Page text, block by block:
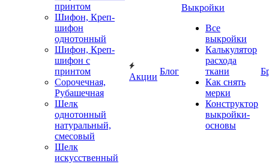
принтом
Шифон, Креп-
шифон
однотонный
Шифон, Креп-
шифон с
принтом
Сорочечная,
Рубашечная
Шелк
однотонный
натуральный,
смесовый
Шелк
искусственный
Акции
Блог
Выкройки
Все
выкройки
Калькулятор
расхода
ткани
Как снять
мерки
Конструктор
выкройки-
основы